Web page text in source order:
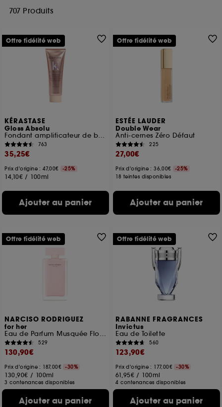
707 Produits
KÉRASTASE
Gloss Absolu
Fondant amplificateur de brillance pour cheveux longs à frisottis
763
35,25€
Prix d'origine : 47,00€ -25%
14,10€ / 100ml
Ajouter au panier
Offre fidélité web
ESTÉE LAUDER
Double Wear
Anti-cernes Zéro Défaut
225
27,00€
Prix d'origine : 36,00€
-25%
18 teintes disponibles
Ajouter au panier
Offre fidélité web
NARCISO RODRIGUEZ
for her
Eau de Parfum Musquée Florale Fruitée
529
130,90€
Prix d'origine : 187,00€ -30%
130,90€ / 100ml
3 contenances disponibles
Ajouter au panier
Offre fidélité web
RABANNE FRAGRANCES
Invictus
Eau de Toilette
560
123,90€
Prix d'origine : 177,00€ -30%
61,95€ / 100ml
4 contenances disponibles
Ajouter au panier
Offre fidélité web